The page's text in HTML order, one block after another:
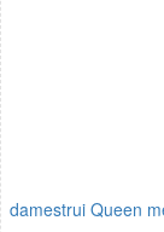
damestrui Queen